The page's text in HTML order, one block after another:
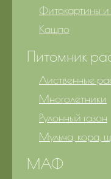
Фитокартины и
Кашпо
Питомник
Лиственные
Многолетники
Рулонный газон
Мульча, кора,
МАФ